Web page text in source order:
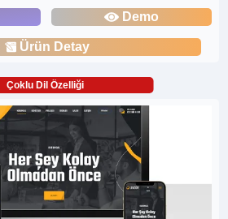
Demo
Ürün Detay
Çoklu Dil Özelliği